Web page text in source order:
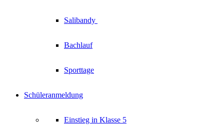
Salibandy
Bachlauf
Sporttage
Schüleranmeldung
Einstieg in Klasse 5